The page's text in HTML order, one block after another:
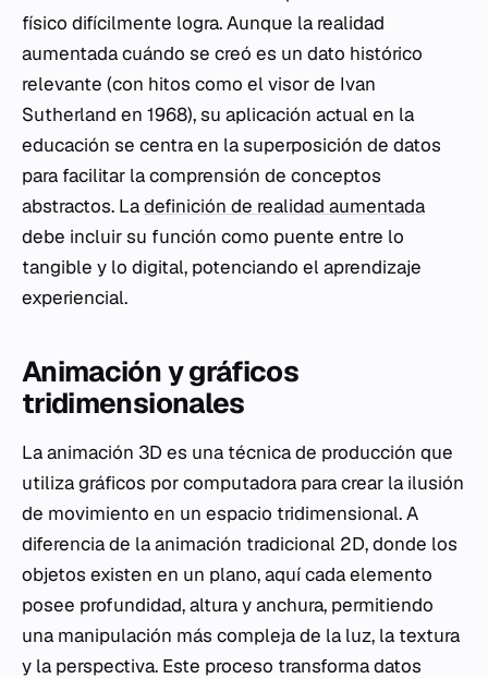
físico difícilmente logra. Aunque la realidad
aumentada cuándo se creó es un dato histórico
relevante (con hitos como el visor de Ivan
Sutherland en 1968), su aplicación actual en la
educación se centra en la superposición de datos
para facilitar la comprensión de conceptos
abstractos. Ladefinición de realidad aumentada
debe incluir su función como puente entre lo
tangible y lo digital, potenciando el aprendizaje
experiencial.
Animación y gráficos
tridimensionales
La animación 3D es una técnica de producción que
utiliza gráficos por computadora para crear la ilusión
de movimiento en un espacio tridimensional. A
diferencia de la animación tradicional 2D, donde los
objetos existen en un plano, aquí cada elemento
posee profundidad, altura y anchura, permitiendo
una manipulación más compleja de la luz, la textura
y la perspectiva. Este proceso transforma datos